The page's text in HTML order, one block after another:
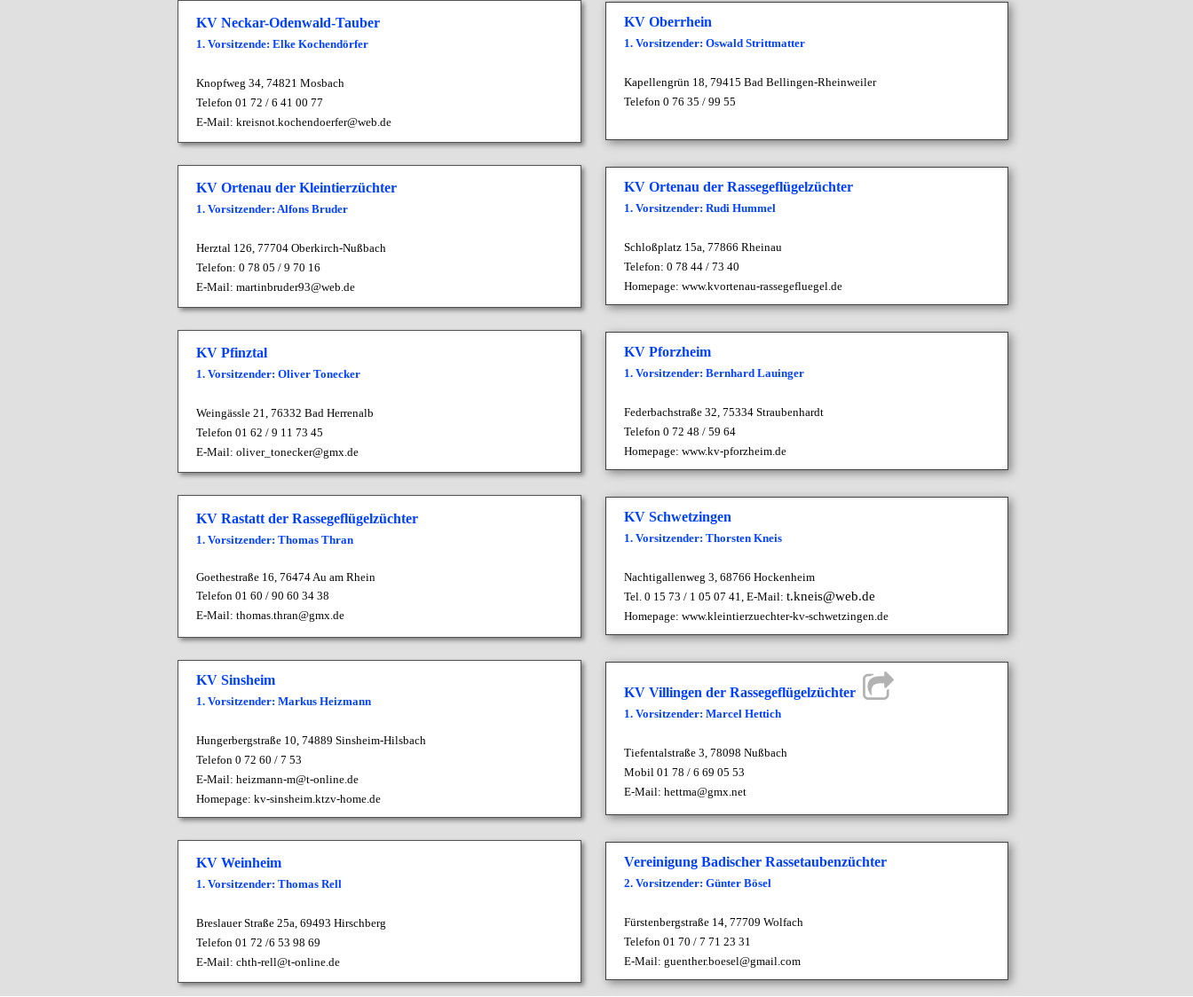
KV Neckar-Odenwald-Tauber
1. Vorsitzende: Elke Kochendörfer
Knopfweg 34, 74821 Mosbach
Telefon 01 72 / 6 41 00 77
E-Mail: kreisnot.kochendoerfer@web.de
KV Oberrhein
1. Vorsitzender: Oswald Strittmatter
Kapellengrün 18, 79415 Bad Bellingen-Rheinweiler
Telefon 0 76 35 / 99 55
KV Ortenau der Kleintierzüchter
1. Vorsitzender: Alfons Bruder
Herztal 126, 77704 Oberkirch-Nußbach
Telefon: 0 78 05 / 9 70 16
E-Mail: martinbruder93@web.de
KV Ortenau der Rassegeflügelzüchter
1. Vorsitzender: Rudi Hummel
Schloßplatz 15a, 77866 Rheinau
Telefon: 0 78 44 / 73 40
Homepage: www.kvortenau-rassegefluegel.de
KV Pfinztal
1. Vorsitzender: Oliver Tonecker
Weingässle 21, 76332 Bad Herrenalb
Telefon 01 62 / 9 11 73 45
E-Mail: oliver_tonecker@gmx.de
KV Pforzheim
1. Vorsitzender: Bernhard Lauinger
Federbachstraße 32, 75334 Straubenhardt
Telefon 0 72 48 / 59 64
Homepage: www.kv-pforzheim.de
KV Rastatt der Rassegeflügelzüchter
1. Vorsitzender: Thomas Thran
Goethestraße 16, 76474 Au am Rhein
Telefon 01 60 / 90 60 34 38
E-Mail: thomas.thran@gmx.de
KV Schwetzingen
1. Vorsitzender: Thorsten Kneis
Nachtigallenweg 3, 68766 Hockenheim
Tel. 0 15 73 / 1 05 07 41, E-Mail: t.kneis@web.de
Homepage: www.kleintierzuechter-kv-schwetzingen.de
KV Sinsheim
1. Vorsitzender: Markus Heizmann
Hungerbergstraße 10, 74889 Sinsheim-Hilsbach
Telefon 0 72 60 / 7 53
E-Mail: heizmann-m@t-online.de
Homepage: kv-sinsheim.ktzv-home.de
KV Villingen der Rassegeflügelzüchter
1. Vorsitzender: Marcel Hettich
Tiefentalstraße 3, 78098 Nußbach
Mobil 01 78 / 6 69 05 53
E-Mail: hettma@gmx.net
KV Weinheim
1. Vorsitzender: Thomas Rell
Breslauer Straße 25a, 69493 Hirschberg
Telefon 01 72 /6 53 98 69
E-Mail: chth-rell@t-online.de
Vereinigung Badischer Rassetaubenzüchter
2. Vorsitzender: Günter Bösel
Fürstenbergstraße 14, 77709 Wolfach
Telefon 01 70 / 7 71 23 31
E-Mail: guenther.boesel@gmail.com